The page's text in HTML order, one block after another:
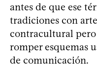
antes de que ese
tradiciones con
contracultural pero
romper esquemas
de comunicación.